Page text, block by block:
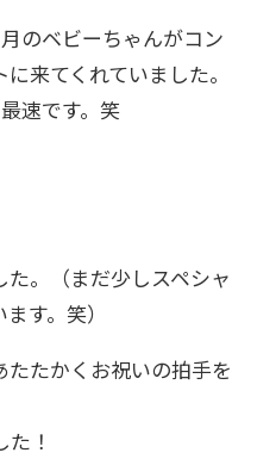
のベビーちゃんがコン
来てくれていました。
速です。笑
。（まだ少しスペシャ
す。笑）
たかくお祝いの拍手を
！